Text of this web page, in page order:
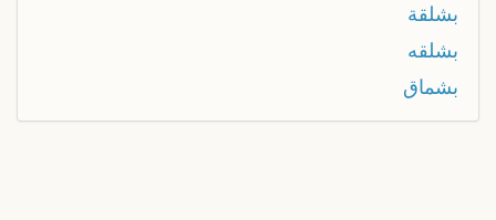
بشلقة
بشلقه
بشماق